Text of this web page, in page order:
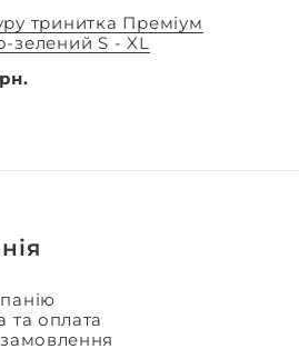
тринитка Преміум
зелений S - XL
та оплата